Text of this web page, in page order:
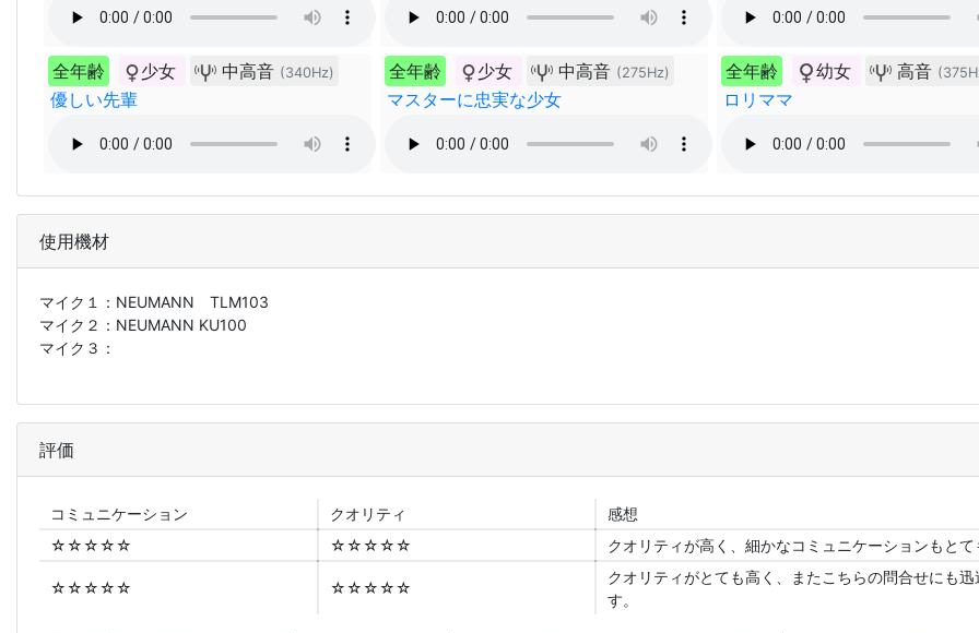
全年齢 少女 中高音 (340Hz)
優しい先輩
全年齢 少女 中高音 (275Hz)
マスターに忠実な少女
全年齢 幼女 高音
ロリママ
使用機材
マイク１： NEUMANN TLM103
マイク２： NEUMANN KU100
マイク３：
評価
コミュニケーション クオリティ
感想
☆☆☆☆☆
☆☆☆☆☆ クオリティが高く、細かなコミュニケーションもと
☆☆☆☆☆ ☆☆☆☆☆
クオリティがとても高く、またこちらの問合せにも
す。